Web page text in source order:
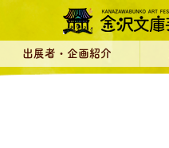
出展者・企画紹介